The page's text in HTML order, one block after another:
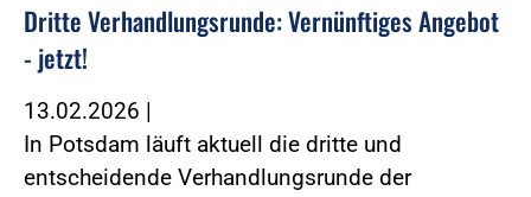
Dritte Verhandlungsrunde: Vernünftiges Angebot
- jetzt!
13.02.2026 |
In Potsdam läuft aktuell die dritte und
entscheidende Verhandlungsrunde der